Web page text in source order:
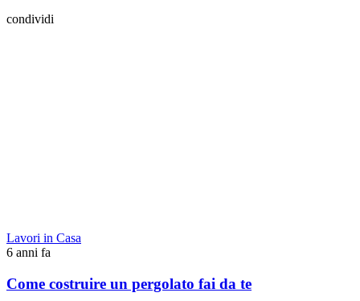
condividi
Lavori in Casa
6 anni fa
Come costruire un pergolato fai da te